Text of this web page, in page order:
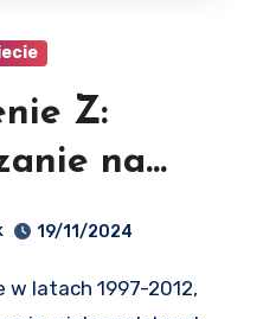
Z:
na
na rynku
19/11/2024